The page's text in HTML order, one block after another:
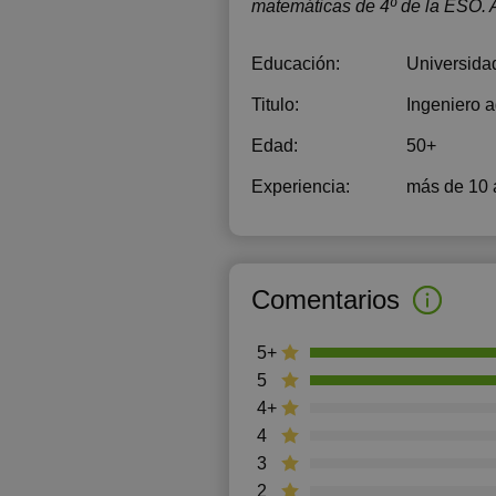
matemáticas de 4º de la ESO.
Educación:
Titulo: Ingeniero
Edad: 50+
Experiencia: más de 10
Comentarios
2
3
4
4+
5
5+